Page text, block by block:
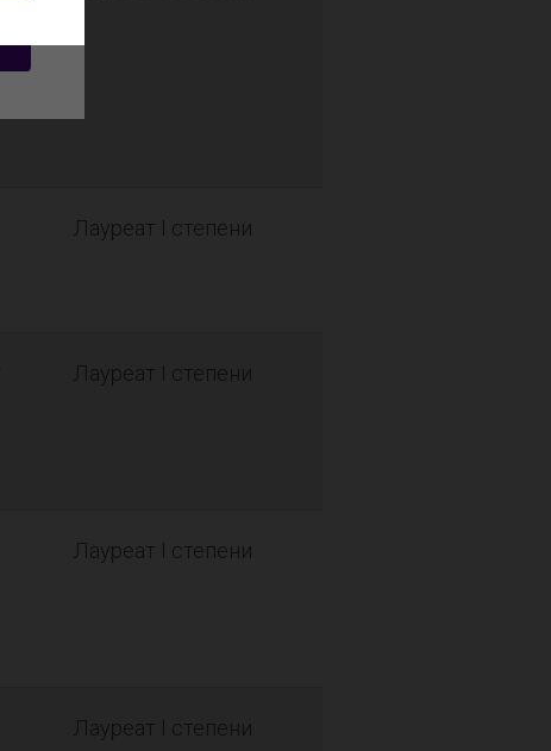
Лауреат I степени
Лауреат I степени
Лауреат I степени
Лауреат I степени